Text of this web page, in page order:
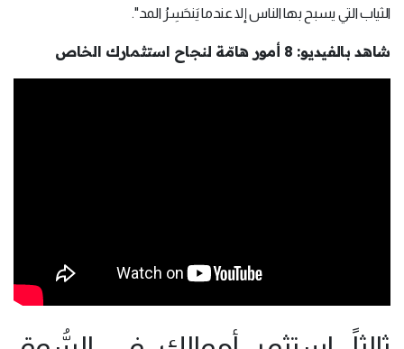
الثياب التي يسبح بها الناس إلا عندما يَنحَسِرُ المد".
شاهد بالفيديو: 8 أمور هامّة لنجاح استثمارك الخاص